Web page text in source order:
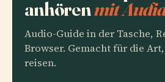
anhörenmit
Audio-Guide in der Tasche,
Browser. Gemacht für die
reisen.